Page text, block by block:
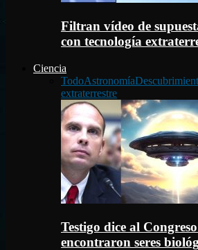
Filtran vídeo de
con tecnología
Ciencia
TodoAstronomía
extraterrestre
Testigo dice al
encontraron seres